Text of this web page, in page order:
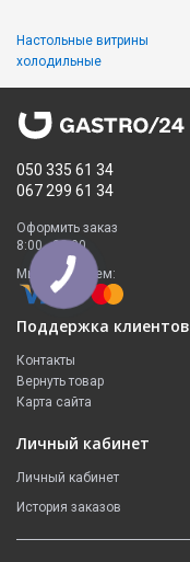
Настольные витрины
холодильные
050 335 61 34
067 299 61 34
Оформить заказ
8:00 - 23:00
Мы принимаем:
Поддержка клиентов
Контакты
Вернуть товар
Карта сайта
Личный кабинет
Личный кабинет
История заказов